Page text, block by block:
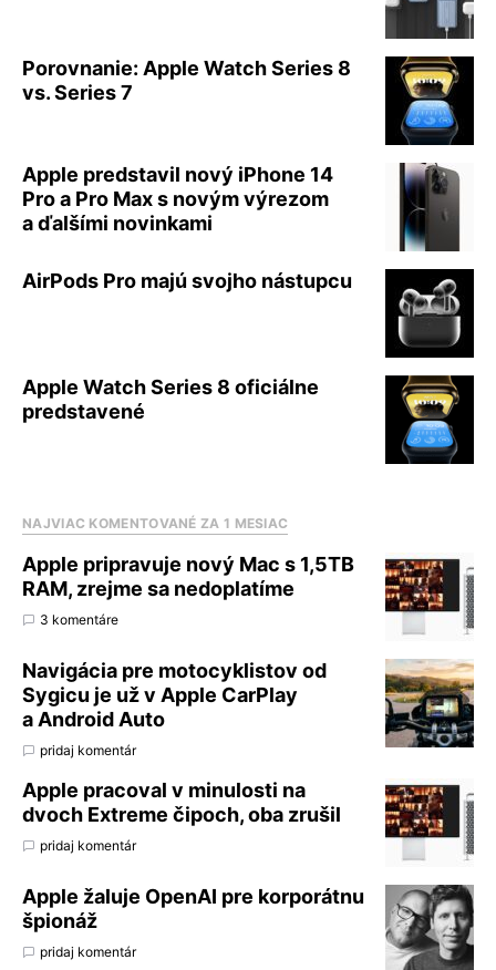
Porovnanie: Apple Watch Series 8
vs. Series 7
Apple predstavil nový iPhone 14
Pro a Pro Max s novým výrezom
a ďalšími novinkami
AirPods Pro majú svojho nástupcu
Apple Watch Series 8 oficiálne
predstavené
NAJVIAC KOMENTOVANÉ ZA 1 MESIAC
Apple pripravuje nový Mac s 1,5TB
RAM, zrejme sa nedoplatíme
3 komentáre
Navigácia pre motocyklistov od
Sygicu je už v Apple CarPlay
a Android Auto
pridaj komentár
Apple pracoval v minulosti na
dvoch Extreme čipoch, oba zrušil
pridaj komentár
Apple žaluje OpenAI pre korporátnu
špionáž
pridaj komentár